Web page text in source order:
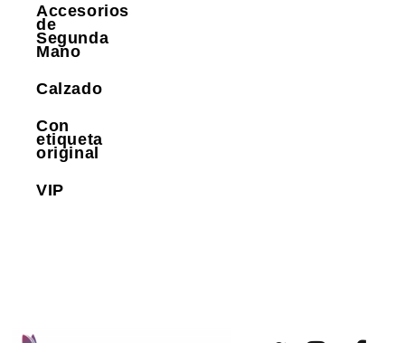
Accesorios
de
Segunda
Mano
Calzado
Con
etiqueta
original
VIP